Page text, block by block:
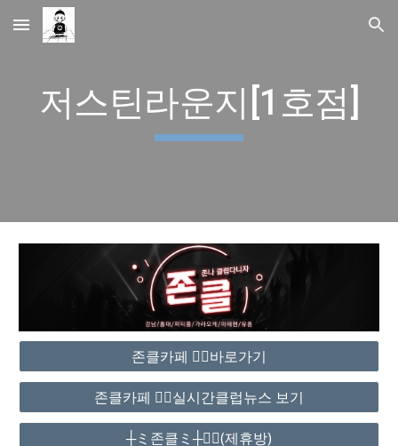
Skip to main content Skip to navigation
저스틴라운지[1호점]
존클카페 ❤️‍🔥바로가기
존클카페 ❤️‍🔥실시간클럽뉴스 보기
┼ミ존클ミ┼❤️‍🔥(제휴방)